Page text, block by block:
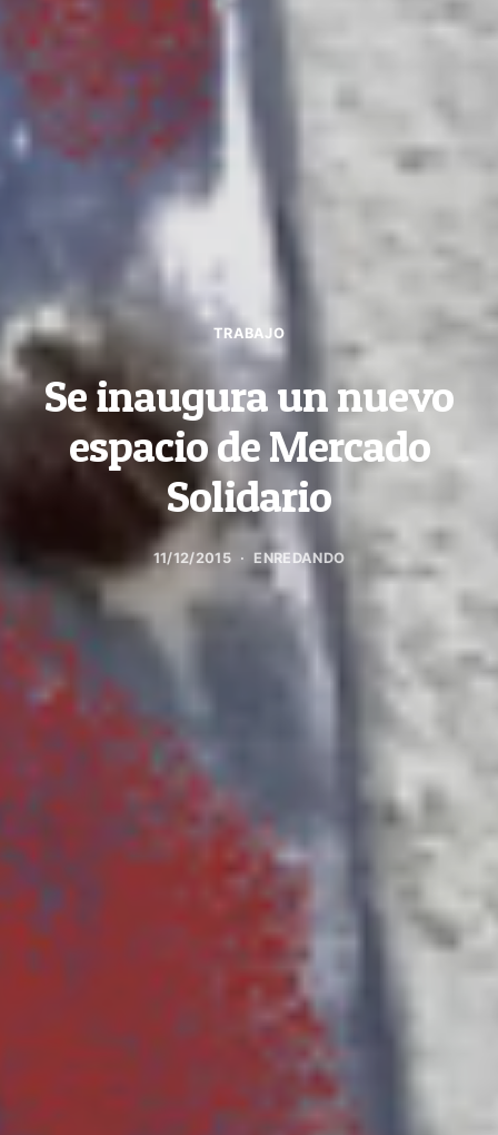
TRABAJO
Se inaugura un nuevo
espacio de Mercado
Solidario
11/12/2015 ENREDANDO